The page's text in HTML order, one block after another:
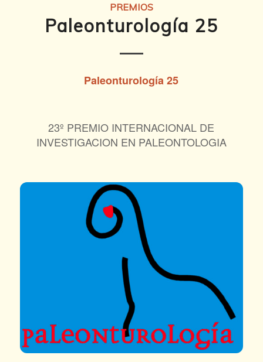
PREMIOS
Paleonturología 25
Paleonturología 25
23º PREMIO INTERNACIONAL DE
INVESTIGACION EN PALEONTOLOGIA